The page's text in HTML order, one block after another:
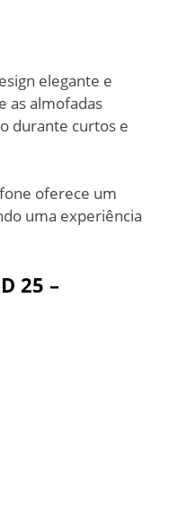
elegante e
as almofadas
durante curtos e
oferece um
uma experiência
25 –